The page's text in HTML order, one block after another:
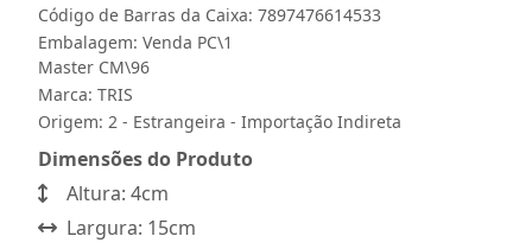
Código de Barras da Caixa: 7897476614533
Embalagem: Venda PC\1
Master CM\96
Marca: TRIS
Origem: 2 - Estrangeira - Importação Indireta
Dimensões do Produto
Altura: 4cm
Largura: 15cm